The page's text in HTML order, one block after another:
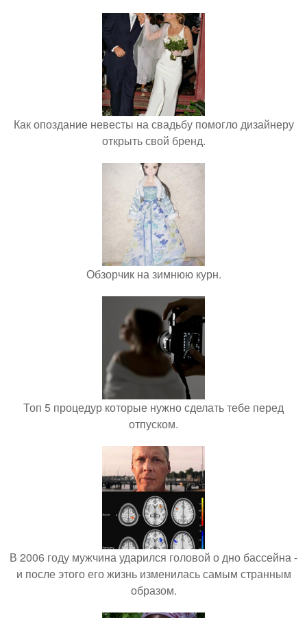
Как опоздание невесты на свадьбу помогло дизайнеру
открыть свой бренд.
Обзорчик на зимнюю курн.
Топ 5 процедур которые нужно сделать тебе перед
отпуском.
В 2006 году мужчина ударился головой о дно бассейна -
и после этого его жизнь изменилась самым странным
образом.